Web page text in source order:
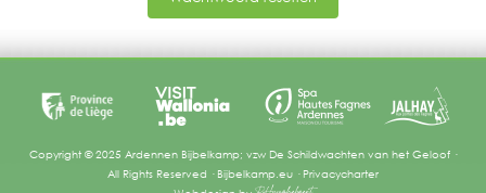
Copyright © 2025 Ardennen Bijbelkamp; vzw De Schildwachten van het Geloof ·
All Rights Reserved · Bijbelkamp.eu · Privacycharter